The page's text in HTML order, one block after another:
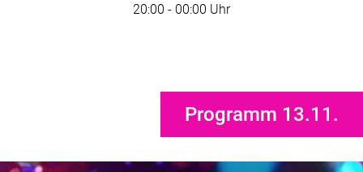
20:00 - 00:00 Uhr
Programm 13.11.